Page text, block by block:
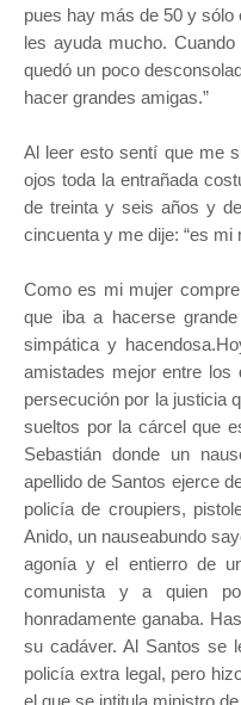
pues hay más de 50 y
les ayuda mucho.
quedó un poco
hacer grandes amigas.”
Al leer esto sentí que me
ojos toda la entrañada
de treinta y seis años y
cincuenta y me dije: “es mi
Como es mi mujer
que iba a hacerse
simpática y
amistades mejor entre los
persecución por la justicia
sueltos por la cárcel que
Sebastián donde un
apellido de Santos ejerce
policía de croupiers,
Anido, un nauseabundo
agonía y el entierro de
comunista y a quien
honradamente ganaba.
su cadáver. Al Santos se
policía extra legal, pero